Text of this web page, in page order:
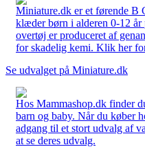
Miniature.dk er et førende B
klæder børn i alderen 0-12
overtøj er produceret af
for skadelig kemi. Klik her
Se udvalget på Miniature.dk
Hos Mammashop.dk finder
barn og baby. Når du køber
adgang til et stort udvalg af
at se deres udvalg.